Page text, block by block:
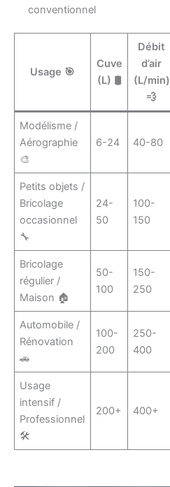
conventionnel
Usage 🎯
Cuve
(L) 🛢️
Débit
d’air
(L/min)
💨
Modélisme /
Aérographie
🎨
6-24 40-80
Petits objets /
Bricolage
occasionnel
🔧
24-
50
100-
150
Bricolage
régulier /
Maison 🏠
50-
100
150-
250
Automobile /
Rénovation
🚗
100-
200
250-
400
Usage
intensif /
Professionnel
🛠️
200+ 400+